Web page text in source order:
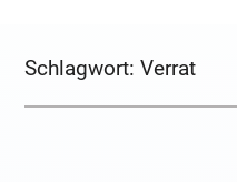
Schlagwort:Verrat